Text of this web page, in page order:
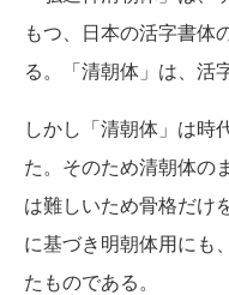
もつ、日本の活字書体
る。「清朝体」は、活
しかし「清朝体」は時
た。そのため清朝体の
は難しいため骨格だけ
に基づき明朝体用にも
たものである。